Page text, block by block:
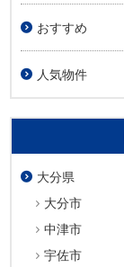
おすすめ
人気物件
大分県
大分市
中津市
宇佐市